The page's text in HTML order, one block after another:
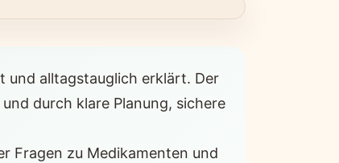
und alltagstauglich erklärt. Der
durch klare Planung, sichere
Fragen zu Medikamenten und